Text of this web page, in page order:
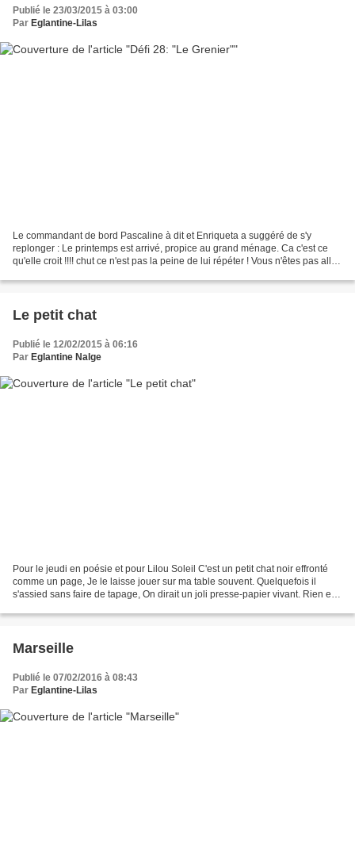
Publié le 23/03/2015 à 03:00
Par Eglantine-Lilas
Le commandant de bord Pascaline à dit et Enriqueta a suggéré de s'y
replonger : Le printemps est arrivé, propice au grand ménage. Ca c'est ce
qu'elle croit !!!! chut ce n'est pas la peine de lui répéter ! Vous n'êtes pas allé
Le petit chat
Publié le 12/02/2015 à 06:16
Par Eglantine Nalge
Pour le jeudi en poésie et pour Lilou Soleil C'est un petit chat noir effronté
comme un page, Je le laisse jouer sur ma table souvent. Quelquefois il
s'assied sans faire de tapage, On dirait un joli presse-papier vivant. Rien en
Marseille
Publié le 07/02/2016 à 08:43
Par Eglantine-Lilas